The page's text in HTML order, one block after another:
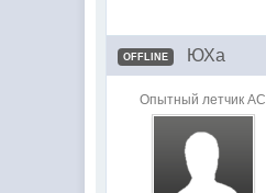
OFFLINE ЮХа
Опытный летчик АС